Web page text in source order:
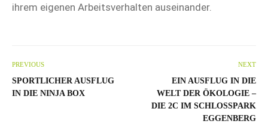
ihrem eigenen Arbeitsverhalten auseinander.
PREVIOUS
SPORTLICHER AUSFLUG
IN DIE NINJA BOX
NEXT
EIN AUSFLUG IN DIE
WELT DER ÖKOLOGIE –
DIE 2C IM SCHLOSSPARK
EGGENBERG